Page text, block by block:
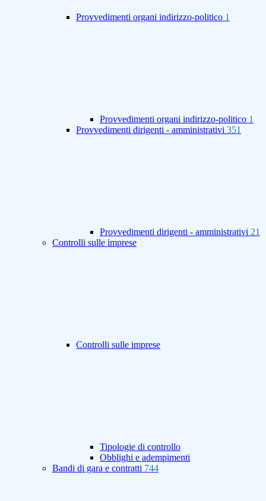
Provvedimenti organi indirizzo-politico 1
Provvedimenti organi indirizzo-politico 1
Provvedimenti dirigenti - amministrativi 351
Provvedimenti dirigenti - amministrativi 21
Controlli sulle imprese
Controlli sulle imprese
Tipologie di controllo
Obblighi e adempimenti
Bandi di gara e contratti 744